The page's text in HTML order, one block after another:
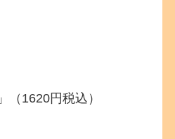
」（1620円税込）